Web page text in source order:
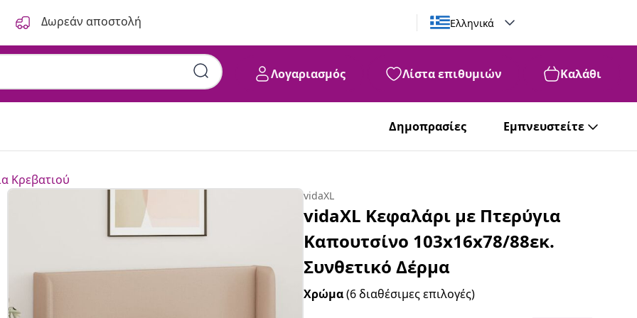
Δωρεάν αποστολή Ελληνικά
Λογαριασμός Λίστα επιθυμιών Καλάθι
Δημοπρασίες Εμπνευστείτε
Κρεβατιού
vidaXL
vidaXL Κεφαλάρι με Πτερύγια
Καπουτσίνο 103x16x78/88εκ.
Συνθετικό Δέρμα
Χρώμα(6 διαθέσιμες επιλογές)